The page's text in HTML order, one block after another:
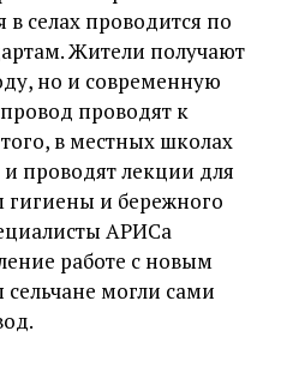
селах проводится по
Жители получают
но и современную
проводят к
в местных школах
проводят лекции для
и бережного
АРИСа
работе с новым
могли сами